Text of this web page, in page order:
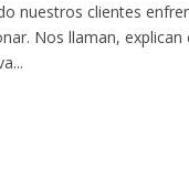
nuestros clientes
Nos llaman,